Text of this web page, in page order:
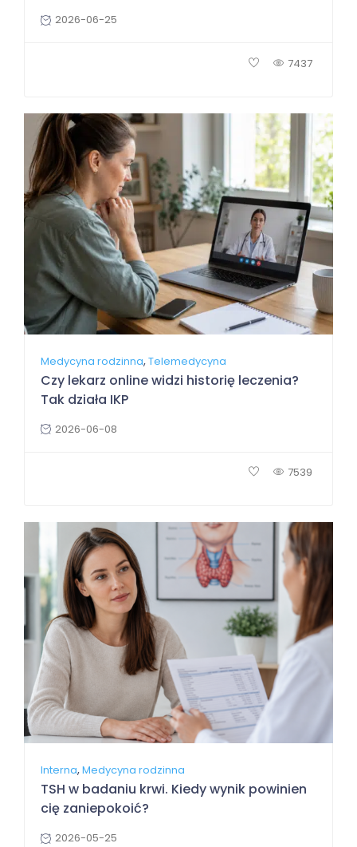
2026-06-25
7437
Medycyna rodzinna,Telemedycyna
Czy lekarz online widzi historię leczenia?
Tak działa IKP
2026-06-08
7539
Interna,Medycyna rodzinna
TSH w badaniu krwi. Kiedy wynik powinien
cię zaniepokoić?
2026-05-25